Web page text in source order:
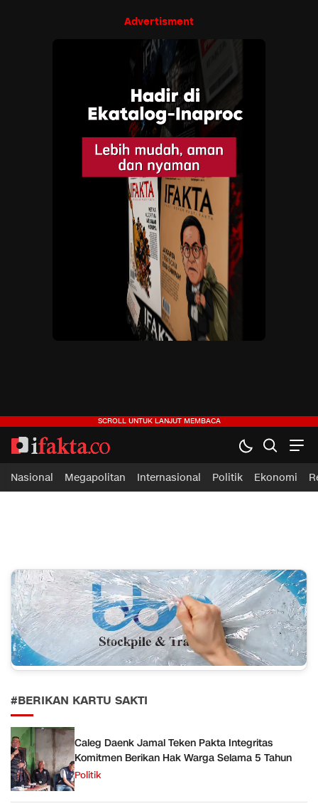
Advertisment
ifakta.co
#pastibenar
Nasional Megapolitan Internasional Politik Ekonomi
#BERIKAN KARTU SAKTI
Caleg Daenk Jamal Teken Pakta Integritas
Komitmen Berikan Hak Warga Selama 5 Tahun
Politik